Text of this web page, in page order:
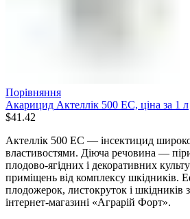
Порівняння
Акарицид Актеллік 500 ЕС, ціна за 1 л
$41.42
Актеллік 500 ЕС — інсектицид
властивостями. Діюча речовина —
плодово-ягідних і декоративних
приміщень від комплексу шкідників.
плодожерок, листокруток і
інтернет-магазині «Аграрій Форт».